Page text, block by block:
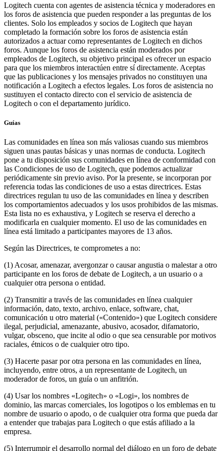
Logitech cuenta con agentes de asistencia técnica y moderadores en
los foros de asistencia que pueden responder a las preguntas de los
clientes. Solo los empleados y socios de Logitech que hayan
completado la formación sobre los foros de asistencia están
autorizados a actuar como representantes de Logitech en dichos
foros. Aunque los foros de asistencia están moderados por
empleados de Logitech, su objetivo principal es ofrecer un espacio
para que los miembros interactúen entre sí directamente. Aceptas
que las publicaciones y los mensajes privados no constituyen una
notificación a Logitech a efectos legales. Los foros de asistencia no
sustituyen el contacto directo con el servicio de asistencia de
Logitech o con el departamento jurídico.
Guías
Las comunidades en línea son más valiosas cuando sus miembros
siguen unas pautas básicas y unas normas de conducta. Logitech
pone a tu disposición sus comunidades en línea de conformidad con
las Condiciones de uso de Logitech, que podemos actualizar
periódicamente sin previo aviso. Por la presente, se incorporan por
referencia todas las condiciones de uso a estas directrices. Estas
directrices regulan tu uso de las comunidades en línea y describen
los comportamientos adecuados y los usos prohibidos de las mismas.
Esta lista no es exhaustiva, y Logitech se reserva el derecho a
modificarla en cualquier momento. El uso de las comunidades en
línea está limitado a participantes mayores de 13 años.
Según las Directrices, te comprometes a no:
(1) Acosar, amenazar, avergonzar o causar angustia o malestar a otro
participante en los foros de debate de Logitech, a un usuario o a
cualquier otra persona o entidad.
(2) Transmitir a través de las comunidades en línea cualquier
información, dato, texto, archivo, enlace, software, chat,
comunicación u otro material («Contenido») que Logitech considere
ilegal, perjudicial, amenazante, abusivo, acosador, difamatorio,
vulgar, obsceno, que incite al odio o que sea censurable por motivos
raciales, étnicos o de cualquier otro tipo.
(3) Hacerte pasar por otra persona en las comunidades en línea,
incluyendo, entre otros, a un representante de Logitech, un
moderador de foros, un guía o un anfitrión.
(4) Usar los nombres «Logitech» o «Logi», los nombres de
dominio, las marcas comerciales, los logotipos o los emblemas en tu
nombre de usuario o apodo, o de cualquier otra forma que pueda dar
a entender que trabajas para Logitech o que estás afiliado a la
empresa.
(5) Interrumpir el desarrollo normal del diálogo en un foro de debate